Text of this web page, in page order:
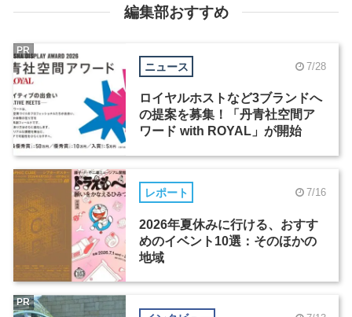
編集部おすすめ
ニュース 7/28
ロイヤルホストなど3ブランドへ
の提案を募集！「丹青社空間ア
ワード with ROYAL」が開始
PR
レポート 7/16
2026年夏休みに行ける、おすす
めのイベント10選：そのほかの
地域
PR